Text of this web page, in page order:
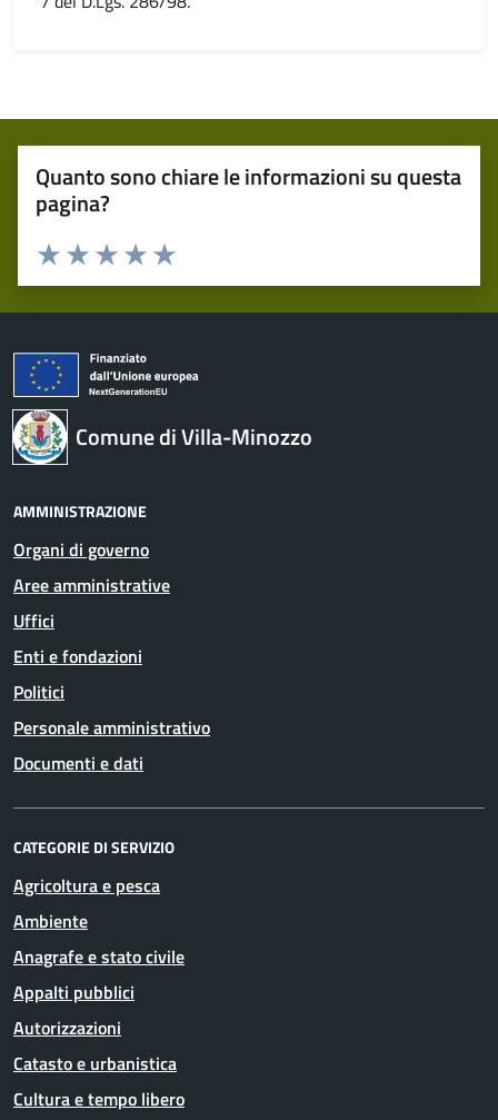
Quanto sono chiare le informazioni su questa
pagina?
Valuta 5 stelle su 5
Valuta 4 stelle su 5
Valuta 3 stelle su 5
Valuta 2 stelle su 5
Valuta 1 stelle su 5
Comune di Villa-Minozzo
AMMINISTRAZIONE
Organi di governo
Aree amministrative
Uffici
Enti e fondazioni
Politici
Personale amministrativo
Documenti e dati
CATEGORIE DI SERVIZIO
Agricoltura e pesca
Ambiente
Anagrafe e stato civile
Appalti pubblici
Autorizzazioni
Catasto e urbanistica
Cultura e tempo libero